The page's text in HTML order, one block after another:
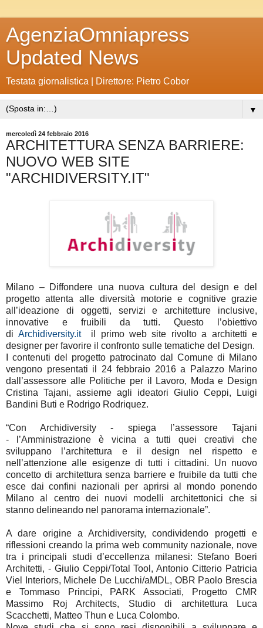
AgenziaOmniapress
Updated News
Testata giornalistica | Direttore: Pietro Cobor
▼
mercoledì 24 febbraio 2016
ARCHITETTURA SENZA BARRIERE:
NUOVO WEB SITE
"ARCHIDIVERSITY.IT"
Milano – Diffondere una nuova cultura del design e del
progetto attenta alle diversità motorie e cognitive grazie
all’ideazione di oggetti, servizi e architetture inclusive,
innovative e fruibili da tutti. Questo l’obiettivo
diArchidiversity.itil primo web site rivolto a architetti e
designer per favorire il confronto sulle tematiche del Design.
I contenuti del progetto patrocinato dal Comune di Milano
vengono presentati il 24 febbraio 2016 a Palazzo Marino
dall’assessore alle Politiche per il Lavoro, Moda e Design
Cristina Tajani, assieme agli ideatori Giulio Ceppi, Luigi
Bandini Buti e Rodrigo Rodriquez.
“Con Archidiversity - spiega l’assessore Tajani
- l’Amministrazione è vicina a tutti quei creativi che
sviluppano l’architettura e il design nel rispetto e
nell’attenzione alle esigenze di tutti i cittadini. Un nuovo
concetto di architettura senza barriere e fruibile da tutti che
esce dai confini nazionali per aprirsi al mondo ponendo
Milano al centro dei nuovi modelli architettonici che si
stanno delineando nel panorama internazionale”.
A dare origine a Archidiversity, condividendo progetti e
riflessioni creando la prima web community nazionale, nove
tra i principali studi d’eccellenza milanesi: Stefano Boeri
Architetti, - Giulio Ceppi/Total Tool, Antonio Citterio Patricia
Viel Interiors, Michele De Lucchi/aMDL, OBR Paolo Brescia
e Tommaso Principi, PARK Associati, Progetto CMR
Massimo Roj Architects, Studio di architettura Luca
Scacchetti, Matteo Thun e Luca Colombo.